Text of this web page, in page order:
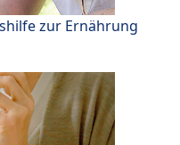
zur Ernährung